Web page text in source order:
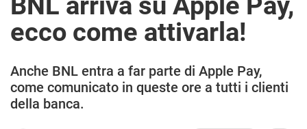
ecco come attivarla!
Anche BNL entra a far parte di Apple Pay,
come comunicato in queste ore a tutti i clienti
della banca.